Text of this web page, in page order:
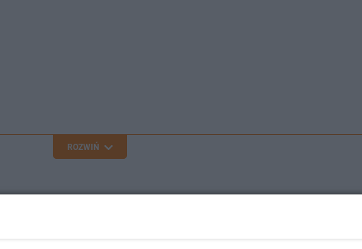
ROZWIŃ
poinformowało o dobowej liczbie zakażeń w kraju. Zmarły